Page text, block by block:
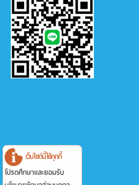
เว็บไซต์นี้ใช้คุกกี้
โปรดศึกษาและยอมรับ